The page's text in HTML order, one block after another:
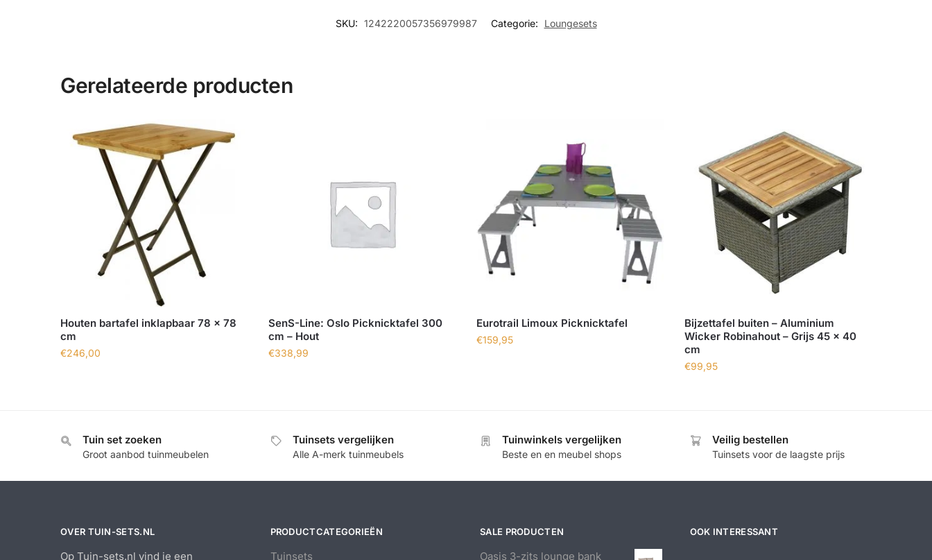
SKU: 1242220057356979987 Categorie: Loungesets
Gerelateerde producten
Houten bartafel inklapbaar 78 x 78
cm
€246,00
SenS-Line: Oslo Picknicktafel 300
cm – Hout
€338,99
Eurotrail Limoux Picknicktafel
€159,95
Bijzettafel buiten – Aluminium
Wicker Robinahout – Grijs 45 x 40
cm
€99,95
Tuin set zoeken
Groot aanbod tuinmeubelen
Tuinsets vergelijken
Alle A-merk tuinmeubels
Tuinwinkels vergelijken
Beste en en meubel shops
Veilig bestellen
Tuinsets voor de laagste prijs
OVER TUIN-SETS.NL
Op Tuin-sets.nl vind je een
PRODUCTCATEGORIEËN
Tuinsets
SALE PRODUCTEN
Oasis 3-zits lounge bank
OOK INTERESSANT